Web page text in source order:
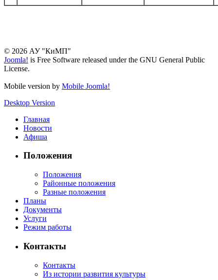
© 2026 АУ "КиМП"
Joomla! is Free Software released under the GNU General Public
License.
Mobile version by Mobile Joomla!
Desktop Version
Главная
Новости
Афиша
Положения
Положения
Районные положения
Разные положения
Планы
Документы
Услуги
Режим работы
Контакты
Контакты
Из истории развития культуры